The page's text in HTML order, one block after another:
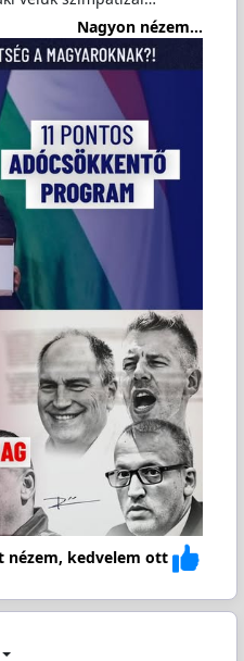
Nagyon nézem...
nézem, kedvelem ott